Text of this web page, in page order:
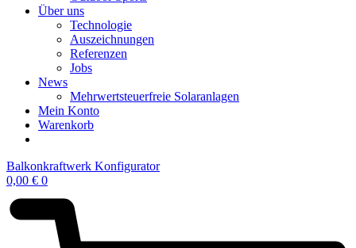
Über uns
Technologie
Auszeichnungen
Referenzen
Jobs
News
Mehrwertsteuerfreie Solaranlagen
Mein Konto
Warenkorb
Balkonkraftwerk Konfigurator
0,00 € 0